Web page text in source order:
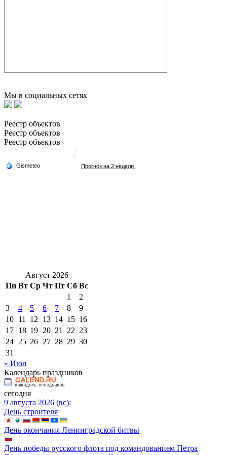
Мы в социальных сетях
Реестр объектов
Реестр объектов
Реестр объектов
Август 2026
Пн Вт Ср Чт Пт Сб Вс
1
2
3
4 5 6 7 8
9
10 11 12 13 14 15 16
17 18 19 20 21 22 23
24 25 26 27 28 29 30
31
« Июл
Календарь праздников
сегодня
9 августа 2026 (вс):
День строителя
День окончания Ленинградской битвы
День победы русского флота под командованием Петра